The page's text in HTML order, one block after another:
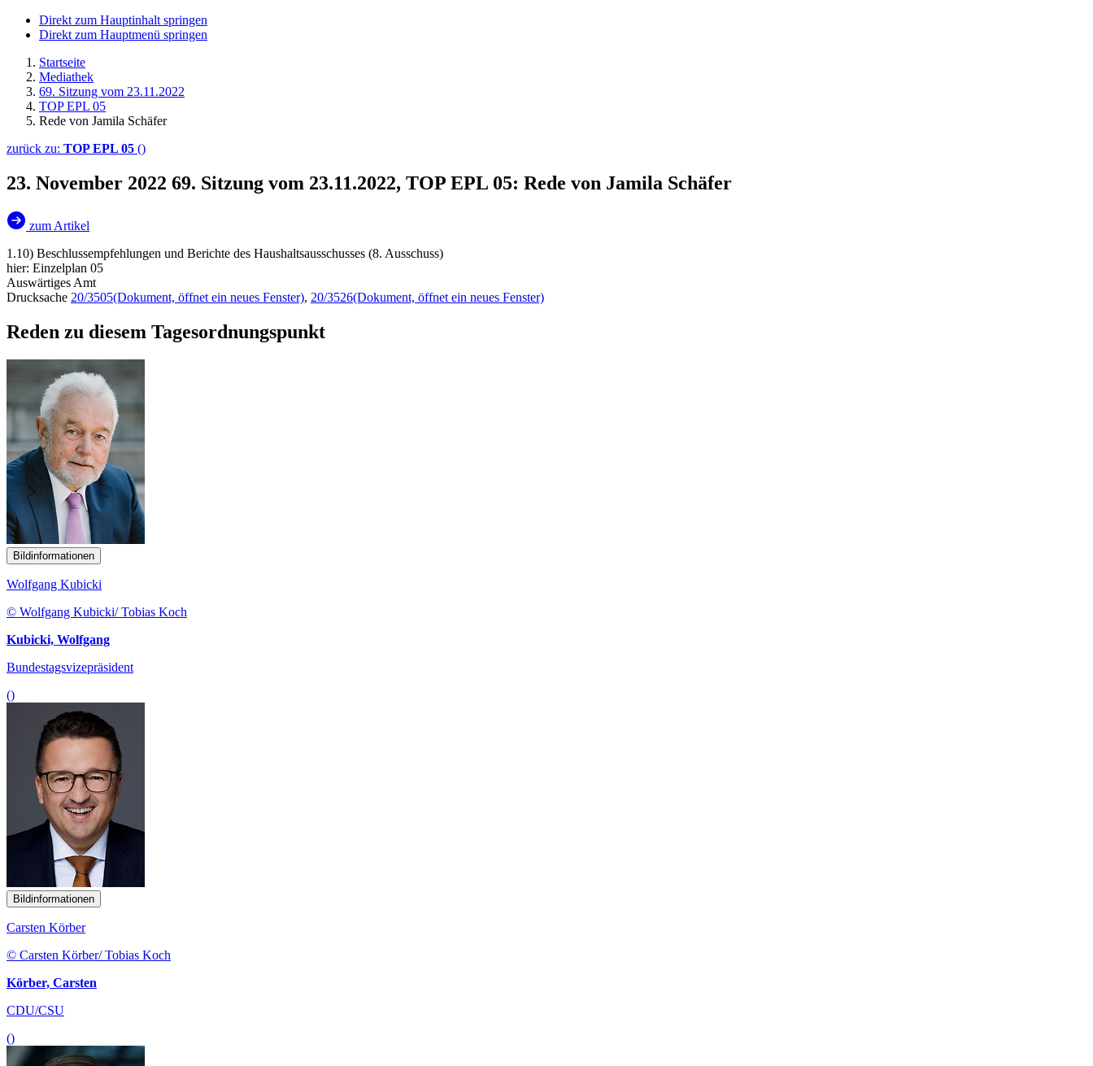
Direkt zum Hauptinhalt springen
Direkt zum Hauptmenü springen
Startseite
Mediathek
69. Sitzung vom 23.11.2022
TOP EPL 05
Rede von Jamila Schäfer
zurück zu: TOP EPL 05 ()
23. November 2022 69. Sitzung vom 23.11.2022, TOP EPL 05: Rede von Jamila Schäfer
zum Artikel
1.10) Beschlussempfehlungen und Berichte des Haushaltsausschusses (8. Ausschuss)
hier: Einzelplan 05
Auswärtiges Amt
Drucksache 20/3505(Dokument, öffnet ein neues Fenster), 20/3526(Dokument, öffnet ein neues Fenster)
Reden zu diesem Tagesordnungspunkt
Bildinformationen
Wolfgang Kubicki
© Wolfgang Kubicki/ Tobias Koch
Kubicki, Wolfgang
Bundestagsvizepräsident
()
Bildinformationen
Carsten Körber
© Carsten Körber/ Tobias Koch
Körber, Carsten
CDU/CSU
()